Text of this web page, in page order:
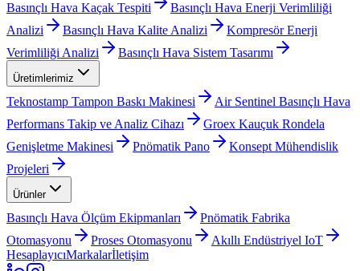
Basınçlı Hava Kaçak Tespiti
Basınçlı Hava Enerji Verimliliği
Analizi
Basınçlı Hava Kalite Analizi
Kompresör Enerji
Verimliliği Analizi
Basınçlı Hava Sistem Tasarımı
Üretimlerimiz
Teknostamp Tampon Baskı Makinesi
Air Sentinel Basınçlı Hava
Performans Takip ve Analiz Cihazı
Groex Kauçuk Rondela
Genişletme Makinesi
Pnömatik Pano
Konsept Mühendislik
Projeleri
Ürünler
Basınçlı Hava Ölçüm Ekipmanları
Pnömatik Fabrika
Otomasyonu
Proses Otomasyonu
Akıllı Endüstriyel IoT
HesaplayıcıMarkalarİletişim